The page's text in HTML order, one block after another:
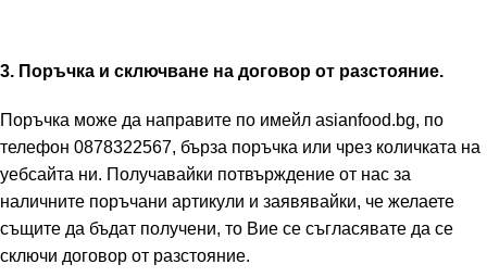
3. Поръчка и сключване на договор от разстояние.
Поръчка може да направите по имейл asianfood.bg, по
телефон 0878322567, бърза поръчка или чрез количката на
уебсайта ни. Получавайки потвърждение от нас за
наличните поръчани артикули и заявявайки, че желаете
същите да бъдат получени, то Вие се съгласявате да се
сключи договор от разстояние.